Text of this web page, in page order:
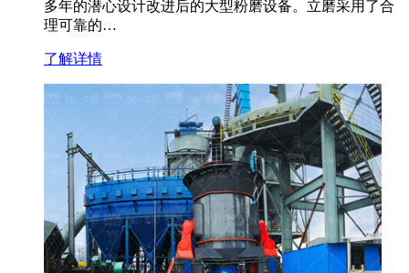
多年的潜心设计改进后的大型粉磨设备。立磨采用了合
理可靠的…
了解详情